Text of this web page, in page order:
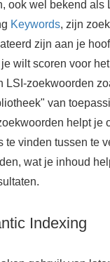
ook wel bekend als
Keywords, zijn
zijn aan je
wilt scoren voor
LSI-zoekwoorden
van
helpt je
te vinden tussen te
wat je inhoud
Indexing